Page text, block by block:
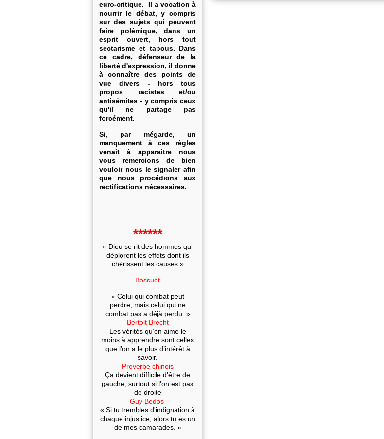
euro-critique. Il a vocation à
nourrir le débat, y compris
sur des sujets qui peuvent
faire polémique, dans un
esprit ouvert, hors tout
sectarisme et tabous. Dans
ce cadre, défenseur de la
liberté d'expression, il donne
à connaître des points de
vue divers - hors tous
propos racistes et/ou
antisémites - y compris ceux
qu'il ne partage pas
forcément.
Si, par mégarde, un
manquement à ces règles
venait à apparaitre nous
vous remercions de bien
vouloir nous le signaler afin
que nous procédions aux
rectifications nécessaires.
******
« Dieu se rit des hommes qui
déplorent les effets dont ils
chérissent les causes »
Bossuet
« Celui qui combat peut
perdre, mais celui qui ne
combat pas a déjà perdu. »
Bertolt Brecht
Les vérités qu’on aime le
moins à apprendre sont celles
que l’on a le plus d’intérêt à
savoir.
Proverbe chinois
Ça devient difficile d'être de
gauche, surtout si l'on est pas
de droite
Guy Bedos
« Si tu trembles d'indignation à
chaque injustice, alors tu es un
de mes camarades. »